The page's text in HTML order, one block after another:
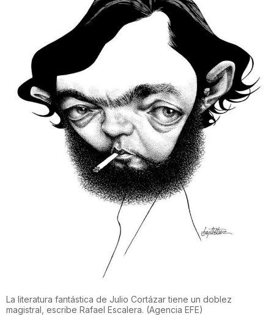
La literatura fantástica de Julio Cortázar tiene un doblez
magistral, escribe Rafael Escalera. (Agencia EFE)